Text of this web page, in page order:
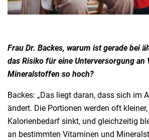
Frau Dr. Backes, warum ist gerade bei
das Risiko für eine Unterversorgung an
Mineralstoffen so hoch?
Backes: „Das liegt daran, dass sich im
ändert. Die Portionen werden oft
Kalorienbedarf sinkt, und gleichzeitig
an bestimmten Vitaminen und